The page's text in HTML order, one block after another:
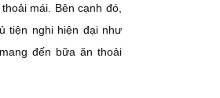
mái. Bên cạnh đó,
tiện nghi hiện đại như
đến bữa ăn thoải